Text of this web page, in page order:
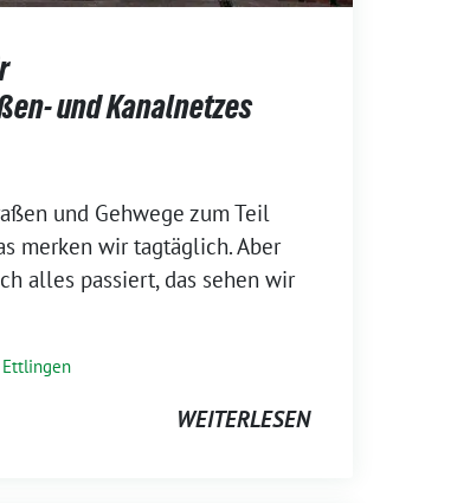
und Kanalnetzes
und Gehwege zum Teil
merken wir tagtäglich. Aber
alles passiert, das sehen wir
WEITERLESEN